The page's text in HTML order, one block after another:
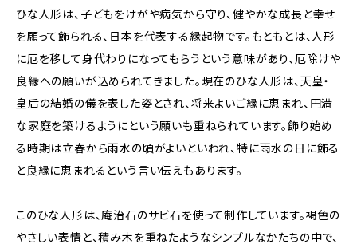
ひな人形は、子どもをけがや病気から守り、健やかな成長と幸せ
を願って飾られる、日本を代表する縁起物です。もともとは、人形
に厄を移して身代わりになってもらうという意味があり、厄除けや
良縁への願いが込められてきました。現在のひな人形は、天皇・
皇后の結婚の儀を表した姿とされ、将来よいご縁に恵まれ、円満
な家庭を築けるようにという願いも重ねられています。飾り始め
る時期は立春から雨水の頃がよいといわれ、特に雨水の日に飾る
と良縁に恵まれるという言い伝えもあります。
このひな人形は、庵治石のサビ石を使って制作しています。褐色の
やさしい表情と、積み木を重ねたようなシンプルなかたちの中で、